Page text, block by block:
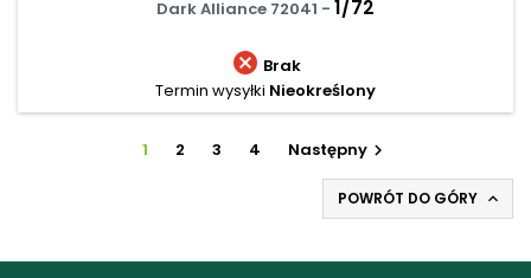
Dark Alliance 72041 - 1/72
 Brak
Termin wysyłki Nieokreślony
1 2 3 4 Następny 
POWRÓT DO GÓRY 